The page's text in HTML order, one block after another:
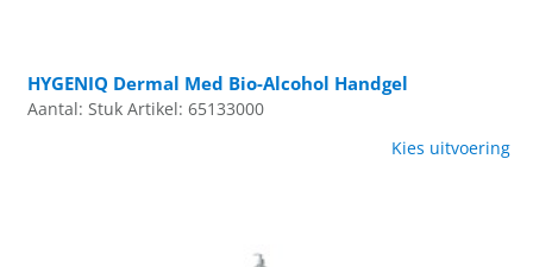
HYGENIQ Dermal Med Bio-Alcohol Handgel
Aantal: Stuk Artikel: 65133000
Kies uitvoering